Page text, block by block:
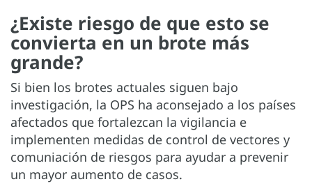
¿Existe riesgo de que esto se
convierta en un brote más
grande?
Si bien los brotes actuales siguen bajo
investigación, la OPS ha aconsejado a los países
afectados que fortalezcan la vigilancia e
implementen medidas de control de vectores y
comuniación de riesgos para ayudar a prevenir
un mayor aumento de casos.